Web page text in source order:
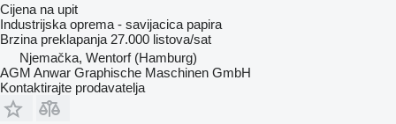
Cijena na upit
Industrijska oprema - savijacica papira
Brzina preklapanja 27.000 listova/sat
Njemačka, Wentorf (Hamburg)
AGM Anwar Graphische Maschinen GmbH
Kontaktirajte prodavatelja